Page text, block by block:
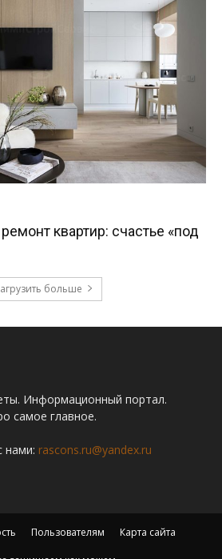
квартир: счастье «под
больше
Информационный портал.
самое главное.
нами: rascons.ru@yandex.ru
Пользователям Карта сайта